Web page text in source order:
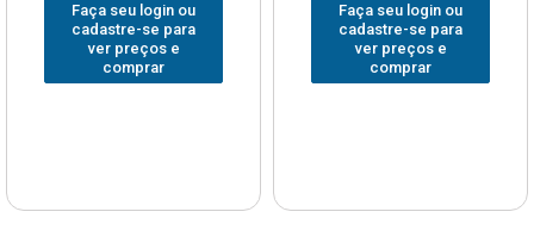
Faça seu login ou
cadastre-se para
ver preços e
comprar
Faça seu login ou
cadastre-se para
ver preços e
comprar